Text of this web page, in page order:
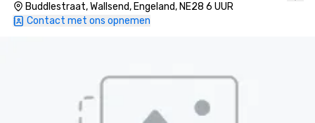
Buddlestraat, Wallsend, Engeland, NE28 6 UUR
Contact met ons opnemen